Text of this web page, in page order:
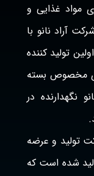
مواد غذایی و
آراد نانو با
تولید کننده
مخصوص بسته
نگهدارنده در
تولید و عرضه
شده است که